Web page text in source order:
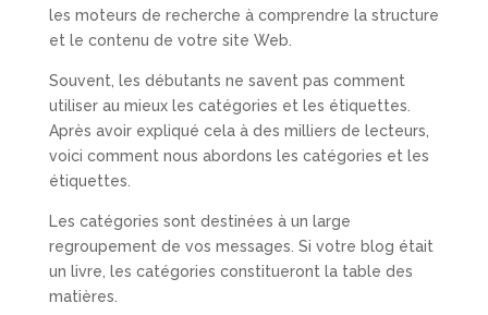
les moteurs de recherche à comprendre la structure
et le contenu de votre site Web.
Souvent, les débutants ne savent pas comment
utiliser au mieux les catégories et les étiquettes.
Après avoir expliqué cela à des milliers de lecteurs,
voici comment nous abordons les catégories et les
étiquettes.
Les catégories sont destinées à un large
regroupement de vos messages. Si votre blog était
un livre, les catégories constitueront la table des
matières.